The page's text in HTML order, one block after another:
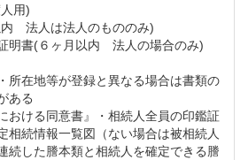
より5.0km 「市原IC」より
車。茂原駅南口イオン駐車場 よ
。
用)
内 法人は法人のもののみ)
明書(６ヶ月以内 法人の場合のみ)
所在地等が登録と異なる場合は書類の
ある
おける同意書』・相続人全員の印鑑証
相続情報一覧図（ない場合は被相続人
続した謄本類と相続人を確定できる謄